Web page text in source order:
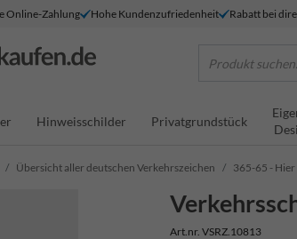
Online-Zahlung Hohe Kundenzufriedenheit Rabatt bei
Produkt suchen...
Hinweisschilder Privatgrundstück
Übersicht aller deutschen Verkehrszeichen 365-65 -
Art.nr. VSRZ.10813